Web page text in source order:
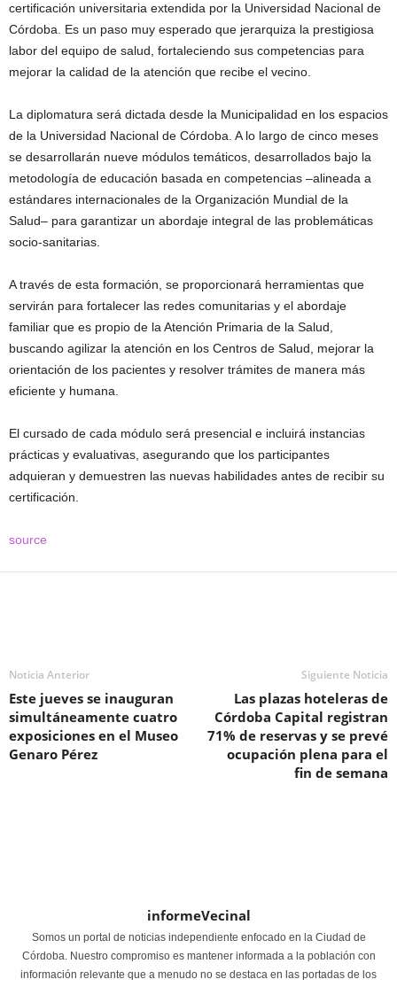
certificación universitaria extendida por la Universidad Nacional de
Córdoba. Es un paso muy esperado que jerarquiza la prestigiosa
labor del equipo de salud, fortaleciendo sus competencias para
mejorar la calidad de la atención que recibe el vecino.
La diplomatura será dictada desde la Municipalidad en los espacios
de la Universidad Nacional de Córdoba. A lo largo de cinco meses
se desarrollarán nueve módulos temáticos, desarrollados bajo la
metodología de educación basada en competencias –alineada a
estándares internacionales de la Organización Mundial de la
Salud– para garantizar un abordaje integral de las problemáticas
socio-sanitarias.
A través de esta formación, se proporcionará herramientas que
servirán para fortalecer las redes comunitarias y el abordaje
familiar que es propio de la Atención Primaria de la Salud,
buscando agilizar la atención en los Centros de Salud, mejorar la
orientación de los pacientes y resolver trámites de manera más
eficiente y humana.
El cursado de cada módulo será presencial e incluirá instancias
prácticas y evaluativas, asegurando que los participantes
adquieran y demuestren las nuevas habilidades antes de recibir su
certificación.
source
Noticia Anterior
Este jueves se inauguran
simultáneamente cuatro
exposiciones en el Museo
Genaro Pérez
Siguiente Noticia
Las plazas hoteleras de
Córdoba Capital registran
71% de reservas y se prevé
ocupación plena para el
fin de semana
informeVecinal
Somos un portal de noticias independiente enfocado en la Ciudad de
Córdoba. Nuestro compromiso es mantener informada a la población con
información relevante que a menudo no se destaca en las portadas de los